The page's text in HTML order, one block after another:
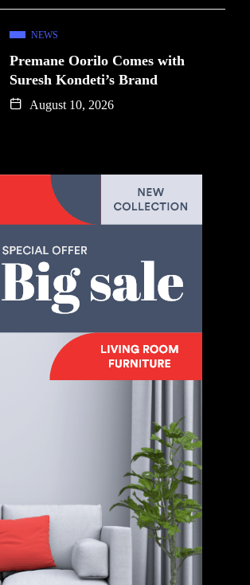
NEWS
Premane Oorilo Comes with
Suresh Kondeti’s Brand
August 10, 2026